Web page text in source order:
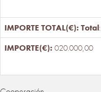
Total:
020.000,00